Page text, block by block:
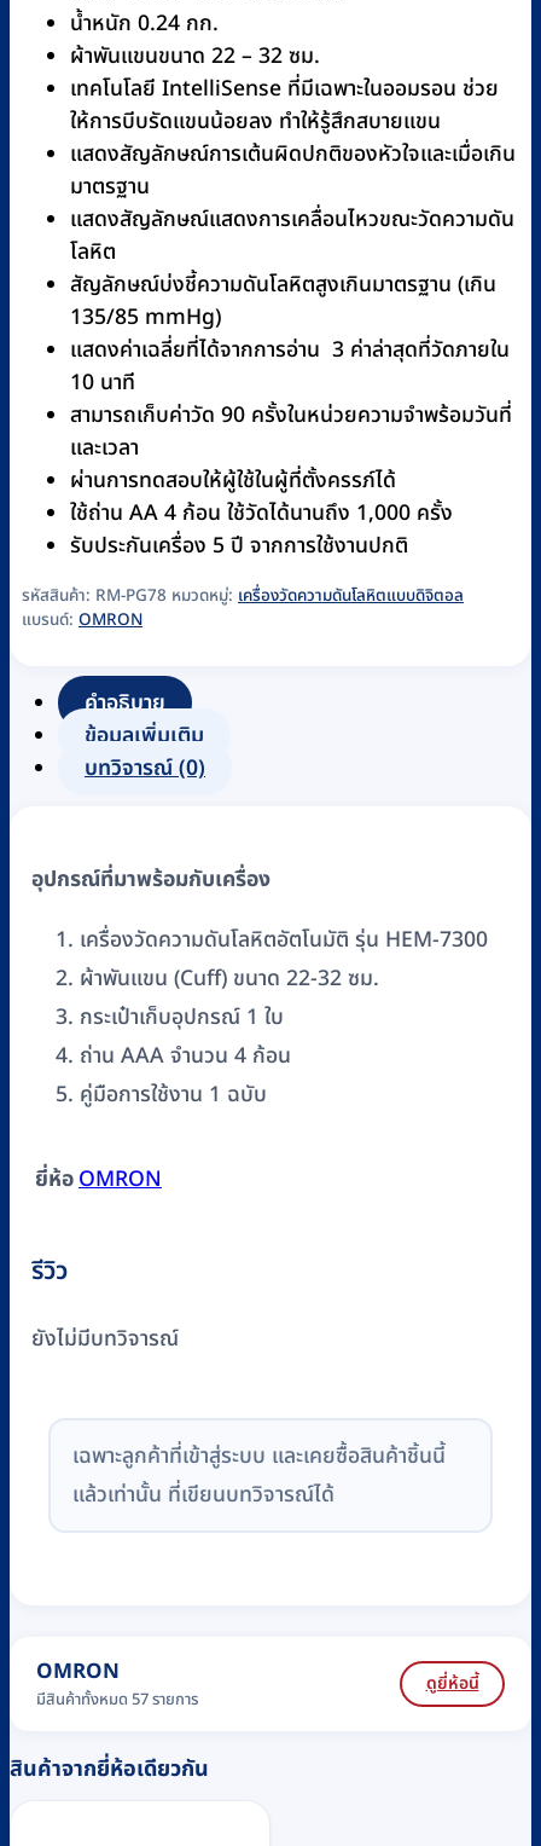
น้ำหนัก 0.24 กก.
ผ้าพันแขนขนาด 22 – 32 ซม.
เทคโนโลยี IntelliSense ที่มีเฉพาะในออมรอน ช่วย
ให้การบีบรัดแขนน้อยลง ทำให้รู้สึกสบายแขน
แสดงสัญลักษณ์การเต้นผิดปกติของหัวใจและเมื่อเกิน
มาตรฐาน
แสดงสัญลักษณ์แสดงการเคลื่อนไหวขณะวัดความดัน
โลหิต
สัญลักษณ์บ่งชี้ความดันโลหิตสูงเกินมาตรฐาน (เกิน
135/85 mmHg)
แสดงค่าเฉลี่ยที่ได้จากการอ่าน 3 ค่าล่าสุดที่วัดภายใน
10 นาที
สามารถเก็บค่าวัด 90 ครั้งในหน่วยความจำพร้อมวันที่
และเวลา
ผ่านการทดสอบให้ผู้ใช้ในผู้ที่ตั้งครรภ์ได้
ใช้ถ่าน AA 4 ก้อน ใช้วัดได้นานถึง 1,000 ครั้ง
รับประกันเครื่อง 5 ปี จากการใช้งานปกติ
รหัสสินค้า: RM-PG78 หมวดหมู่: เครื่องวัดความดันโลหิตแบบดิจิตอล
แบรนด์: OMRON
คำอธิบาย
ข้อมูลเพิ่มเติม
บทวิจารณ์ (0)
อุปกรณ์ที่มาพร้อมกับเครื่อง
เครื่องวัดความดันโลหิตอัตโนมัติ รุ่น HEM-7300
ผ้าพันแขน (Cuff) ขนาด 22-32 ซม.
กระเป๋าเก็บอุปกรณ์ 1 ใบ
ถ่าน AAA จำนวน 4 ก้อน
คู่มือการใช้งาน 1 ฉบับ
ยี่ห้อOMRON
รีวิว
ยังไม่มีบทวิจารณ์
เฉพาะลูกค้าที่เข้าสู่ระบบ และเคยซื้อสินค้าชิ้นนี้
แล้วเท่านั้น ที่เขียนบทวิจารณ์ได้
OMRON
มีสินค้าทั้งหมด 57 รายการ
ดูยี่ห้อนี้
สินค้าจากยี่ห้อเดียวกัน